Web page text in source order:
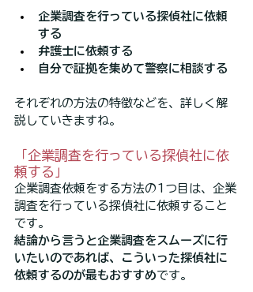
企業調査を行っている探偵社に依頼
する
弁護士に依頼する
自分で証拠を集めて警察に相談する
それぞれの方法の特徴などを、詳しく解
説していきますね。
「企業調査を行っている探偵社に依
頼する」
企業調査依頼をする方法の1つ目は、企業
調査を行っている探偵社に依頼すること
です。
結論から言うと企業調査をスムーズに行
いたいのであれば、こういった探偵社に
依頼するのが最もおすすめです。